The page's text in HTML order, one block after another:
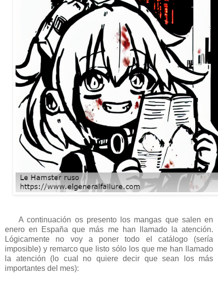
A continuación os presento los mangas que salen en
enero en España que más me han llamado la atención.
Lógicamente no voy a poner todo el catálogo (sería
imposible) y remarco que listo sólo los que me han llamado
la atención (lo cual no quiere decir que sean los más
importantes del mes):